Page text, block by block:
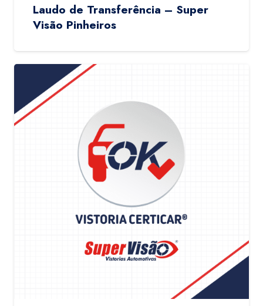
Laudo de Transferência – Super
Visão Pinheiros